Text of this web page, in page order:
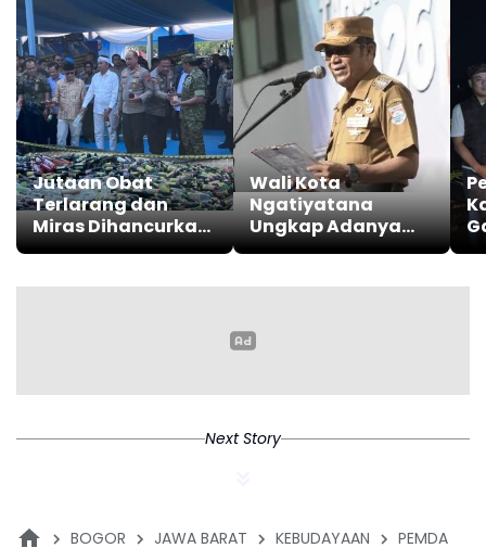
Jutaan Obat
Terlarang dan
Miras Dihancurkan,
Polda Jabar
Tersangka
Wali Kota
Ngatiyatana
Ungkap Adanya
Dugaan Jual Beli
Sekolah
Next Story
BOGOR JAWA BARAT KEBUDAYAAN PEMDA